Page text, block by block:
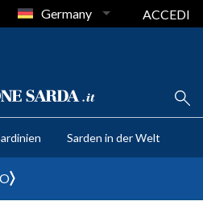
Germany ACCEDI
Sarden in der Welt